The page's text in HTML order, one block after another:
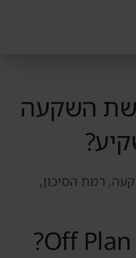
השקעה
רמת הסיכון,